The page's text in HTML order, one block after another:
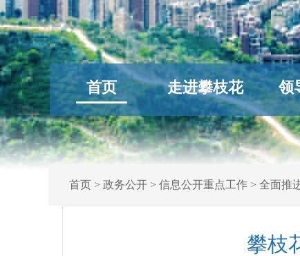
首页 走进攀枝花 领
首页> 政务公开> 信息公开重点工作> 全面推
攀枝